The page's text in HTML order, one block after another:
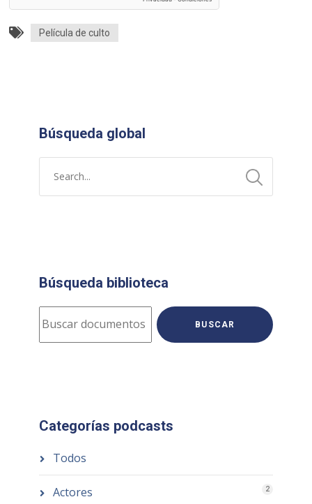
Película de culto
Búsqueda global
Búsqueda biblioteca
BUSCAR
Categorías podcasts
Todos
Actores 2